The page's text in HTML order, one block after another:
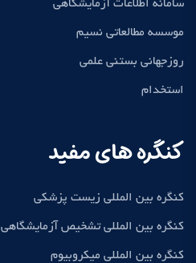
سامانه اطلاعات آزمایشگاهی
موسسه مطالعاتی نسیم
روزجهانی بستنی علمی
استخدام
کنگره های مفید
کنگره بین المللی زیست پزشکی
کنگره بین المللی تشخیص آزمایشگاهی
کنگره بین المللی میکروبیوم